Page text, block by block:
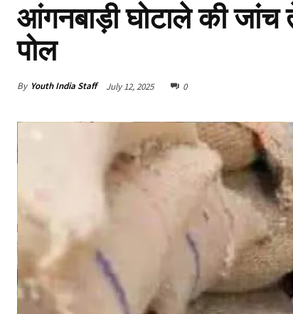
आंगनबाड़ी घोटाले की जांच
पोल
By Youth India Staff July 12, 2025 0